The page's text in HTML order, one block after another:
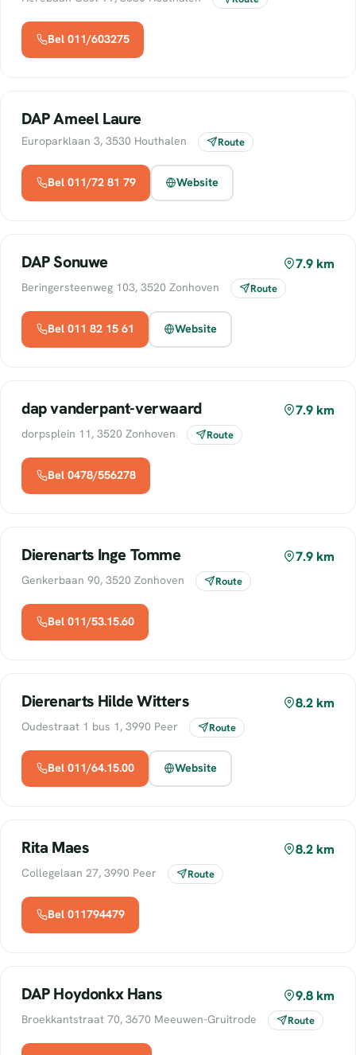
Bel 011/603275
DAP Ameel Laure
Europarklaan 3, 3530 Houthalen Route
Bel 011/72 81 79 Website
DAP Sonuwe 7.9 km
Beringersteenweg 103, 3520 Zonhoven Route
Bel 011 82 15 61 Website
dap vanderpant-verwaard 7.9 km
dorpsplein 11, 3520 Zonhoven Route
Bel 0478/556278
Dierenarts Inge Tomme 7.9 km
Genkerbaan 90, 3520 Zonhoven Route
Bel 011/53.15.60
Dierenarts Hilde Witters 8.2 km
Oudestraat 1 bus 1, 3990 Peer Route
Bel 011/64.15.00 Website
Rita Maes 8.2 km
Collegelaan 27, 3990 Peer Route
Bel 011794479
DAP Hoydonkx Hans 9.8 km
Broekkantstraat 70, 3670 Meeuwen-Gruitrode Route